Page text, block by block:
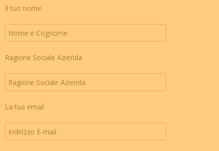
Il tuo nome
Ragione Sociale Azienda
La tua email